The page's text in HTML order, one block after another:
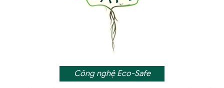
Công nghệ Eco-Safe